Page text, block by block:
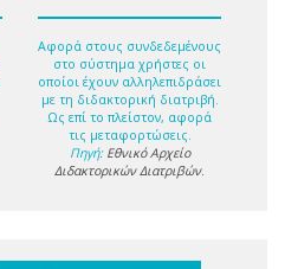
Αφορά στους συνδεδεμένους
στο σύστημα χρήστες οι
οποίοι έχουν αλληλεπιδράσει
με τη διδακτορική διατριβή.
Ως επί το πλείστον, αφορά
τις μεταφορτώσεις.
Πηγή: Εθνικό Αρχείο
Διδακτορικών Διατριβών.